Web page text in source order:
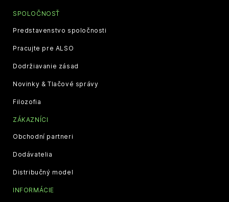
SPOLOČNOSŤ
Predstavenstvo spoločnosti
Pracujte pre ALSO
Dodržiavanie zásad
Novinky & Tlačové správy
Filozofia
ZÁKAZNÍCI
Obchodní partneri
Dodávatelia
Distribučný model
INFORMÁCIE